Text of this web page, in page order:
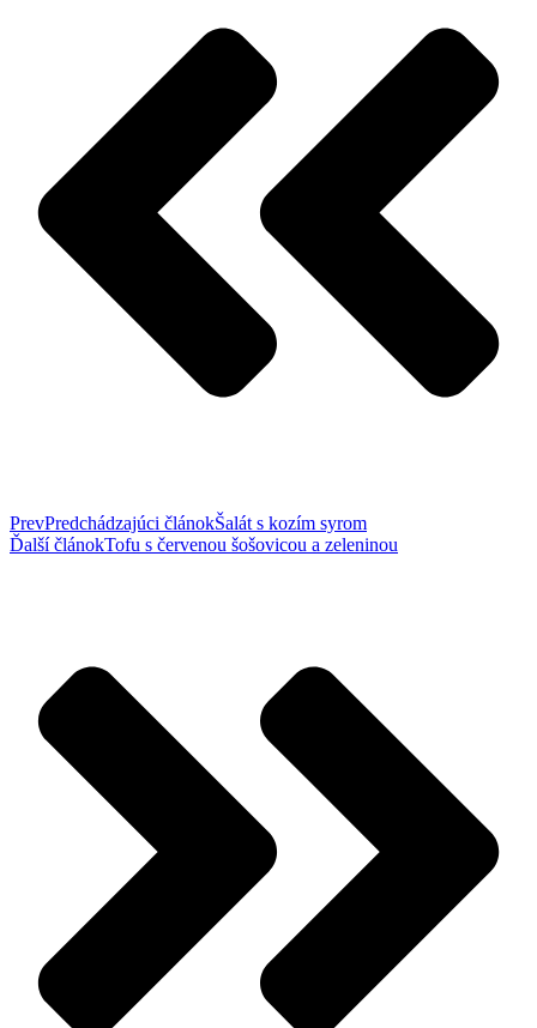
PrevPredchádzajúci článokŠalát s kozím syrom
Ďalší článokTofu s červenou šošovicou a zeleninou